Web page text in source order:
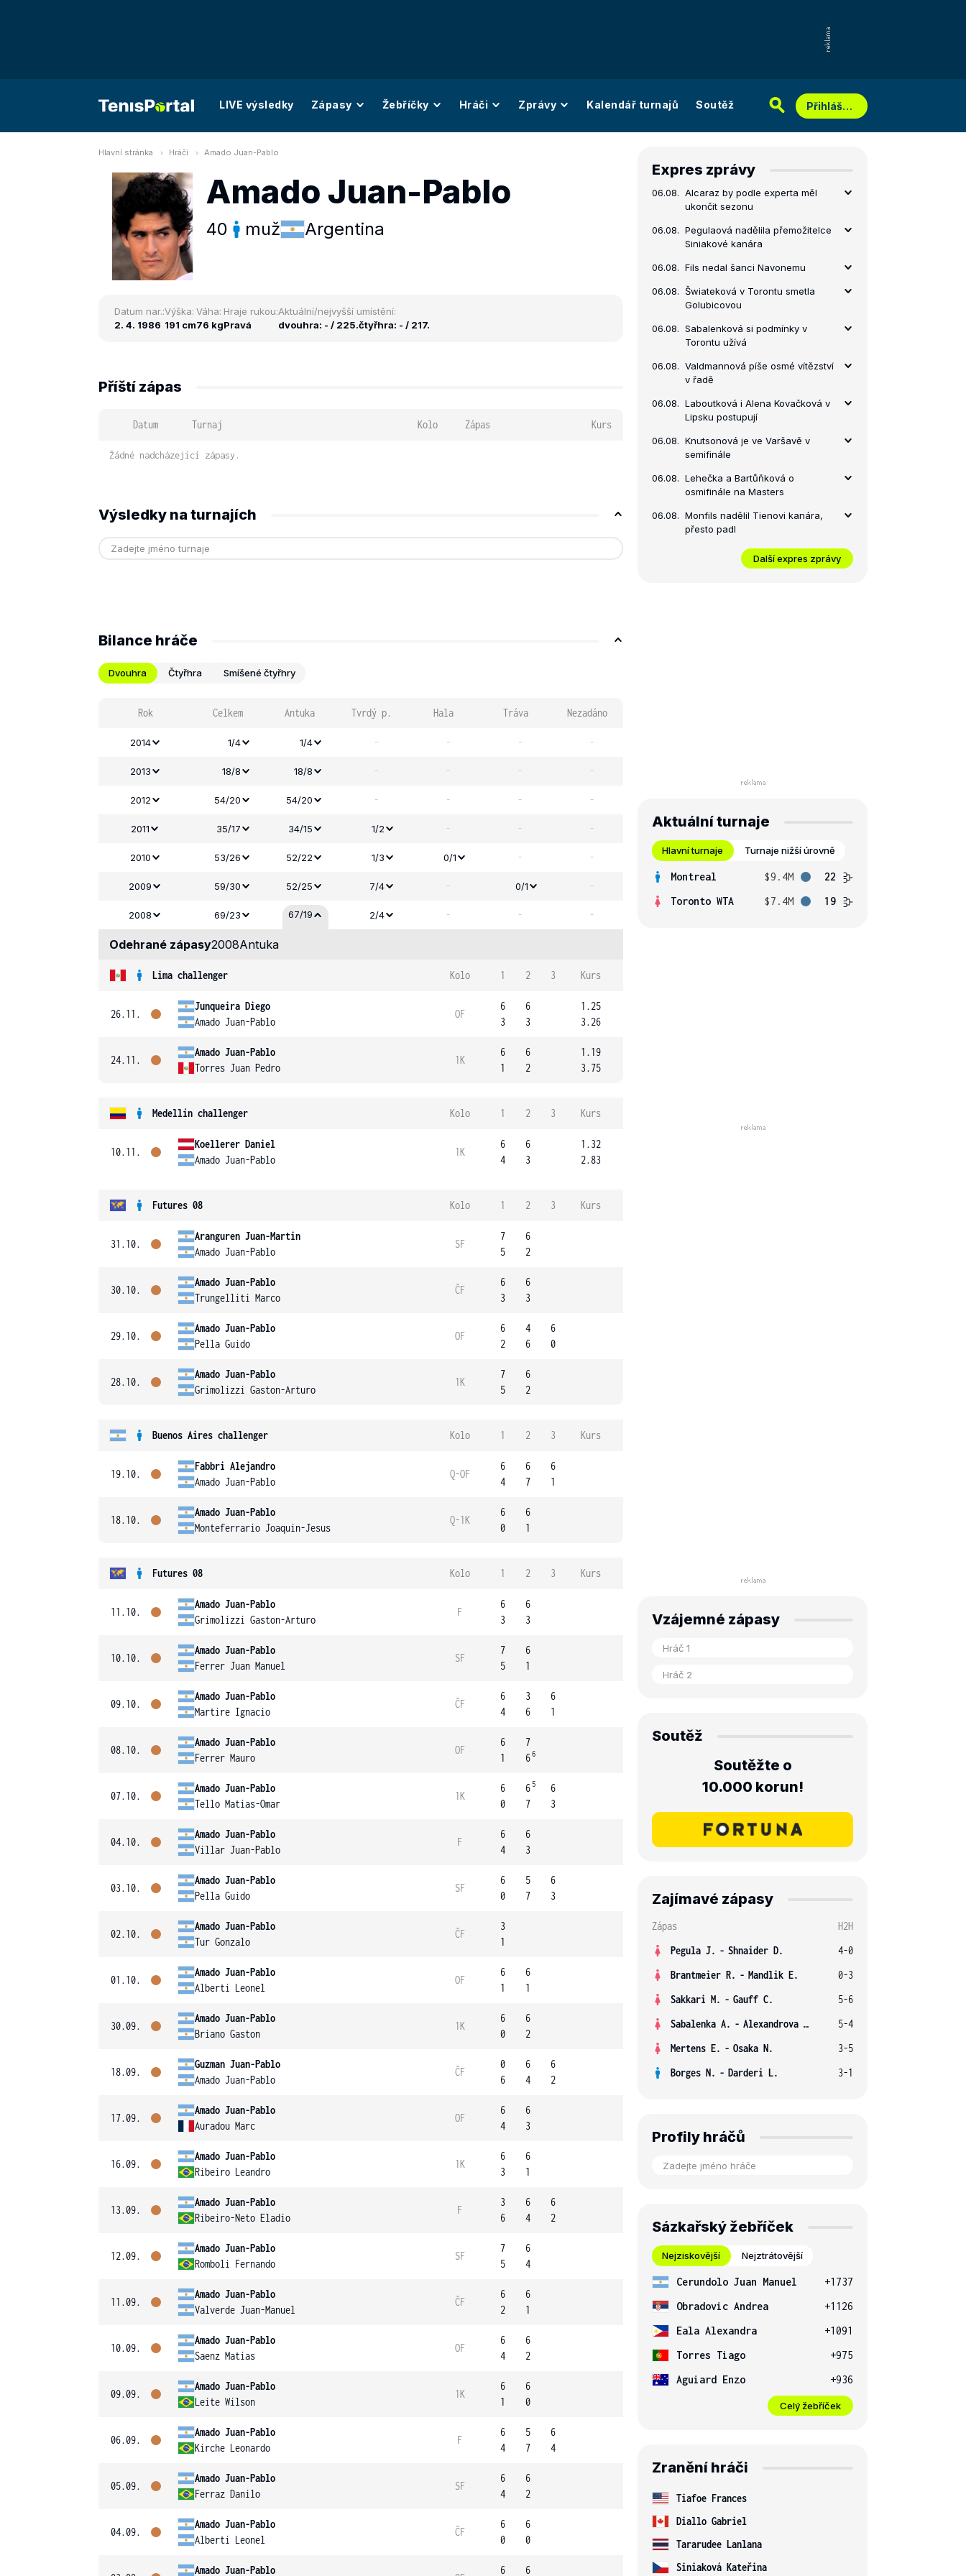
LIVE výsledky Zápasy Žebříčky Hráči Zprávy Kalendář turnajů Soutěž Přihlášení
Hlavní stránka Hráči Amado Juan-Pablo
Amado Juan-Pablo
40 muž Argentina
Datum nar.:
2. 4. 1986
Výška:
191 cm
Váha:
76 kg
Hraje rukou:
Pravá
Aktuální/nejvyšší umístění:
dvouhra: - / 225.čtyřhra: - / 217.
Příští zápas
Datum Turnaj Kolo Zápas Kurs
Žádné nadcházející zápasy.
Výsledky na turnajích
Bilance hráče
Dvouhra Čtyřhra Smíšené čtyřhry
Rok Celkem Antuka Tvrdý p. Hala Tráva Nezadáno
2014 1/4 1/4 - - - -
2013 18/8 18/8 - - - -
2012 54/20 54/20 - - - -
2011 35/17 34/15 1/2 - - -
2010 53/26 52/22 1/3 0/1 - -
2009 59/30 52/25 7/4 - 0/1 -
2008 69/23 67/19 2/4 - - -
Odehrané zápasy2008Antuka
Lima challenger Kolo 1 2 3 Kurs
26.11.
Junqueira Diego
Amado Juan-Pablo
OF
6
3
6
3
1.25
3.26
24.11.
Amado Juan-Pablo
Torres Juan Pedro
1K
6
1
6
2
1.19
3.75
Medellín challenger Kolo 1 2 3 Kurs
10.11.
Koellerer Daniel
Amado Juan-Pablo
1K
6
4
6
3
1.32
2.83
Futures 08 Kolo 1 2 3 Kurs
31.10.
Aranguren Juan-Martin
Amado Juan-Pablo
SF
7
5
6
2
30.10.
Amado Juan-Pablo
Trungelliti Marco
ČF
6
3
6
3
29.10.
Amado Juan-Pablo
Pella Guido
OF
6
2
4
6
6
0
28.10.
Amado Juan-Pablo
Grimolizzi Gaston-Arturo
1K
7
5
6
2
Buenos Aires challenger Kolo 1 2 3 Kurs
19.10.
Fabbri Alejandro
Amado Juan-Pablo
Q-OF
6
4
6
7
6
1
18.10.
Amado Juan-Pablo
Monteferrario Joaquin-Jesus
Q-1K
6
0
6
1
Futures 08 Kolo 1 2 3 Kurs
11.10.
Amado Juan-Pablo
Grimolizzi Gaston-Arturo
F
6
3
6
3
10.10.
Amado Juan-Pablo
Ferrer Juan Manuel
SF
7
5
6
1
09.10.
Amado Juan-Pablo
Martire Ignacio
ČF
6
4
3
6
6
1
08.10.
Amado Juan-Pablo
Ferrer Mauro
OF
6
1
7
66
07.10.
Amado Juan-Pablo
Tello Matias-Omar
1K
6
0
6 5
7
6
3
04.10.
Amado Juan-Pablo
Villar Juan-Pablo
F
6
4
6
3
03.10.
Amado Juan-Pablo
Pella Guido
SF
6
0
5
7
6
3
02.10.
Amado Juan-Pablo
Tur Gonzalo
ČF
3
1
01.10.
Amado Juan-Pablo
Alberti Leonel
OF
6
1
6
1
30.09.
Amado Juan-Pablo
Briano Gaston
1K
6
0
6
2
18.09.
Guzman Juan-Pablo
Amado Juan-Pablo
ČF
0
6
6
4
6
2
17.09.
Amado Juan-Pablo
Auradou Marc
OF
6
4
6
3
16.09.
Amado Juan-Pablo
Ribeiro Leandro
1K
6
3
6
1
13.09.
Amado Juan-Pablo
Ribeiro-Neto Eladio
F
3
6
6
4
6
2
12.09.
Amado Juan-Pablo
Romboli Fernando
SF
7
5
6
4
11.09.
Amado Juan-Pablo
Valverde Juan-Manuel
ČF
6
2
6
1
10.09.
Amado Juan-Pablo
Saenz Matias
OF
6
4
6
2
09.09.
Amado Juan-Pablo
Leite Wilson
1K
6
1
6
0
06.09.
Amado Juan-Pablo
Kirche Leonardo
F
6
4
5
7
6
4
05.09.
Amado Juan-Pablo
Ferraz Danilo
SF
6
4
6
2
04.09.
Amado Juan-Pablo
Alberti Leonel
ČF
6
0
6
0
Amado Juan-Pablo 6 6
Expres zprávy
06.08. Alcaraz by podle experta měl
ukončit sezonu
06.08. Pegulaová nadělila přemožitelce
Siniakové kanára
06.08. Fils nedal šanci Navonemu
06.08. Šwiateková v Torontu smetla
Golubicovou
06.08. Sabalenková si podmínky v
Torontu užívá
06.08. Valdmannová píše osmé vítězství
v řadě
06.08. Laboutková i Alena Kovačková v
Lipsku postupují
06.08. Knutsonová je ve Varšavě v
semifinále
06.08. Lehečka a Bartůňková o
osmifinále na Masters
06.08. Monfils nadělil Tienovi kanára,
přesto padl
Další expres zprávy
Aktuální turnaje
Hlavní turnaje Turnaje nižší úrovně
Montreal $9.4M
22
Toronto WTA
$7.4M 19
Vzájemné zápasy
Soutěž
Soutěžte o
10.000 korun!
Zajímavé zápasy
Zápas
H2H
Pegula J. - Shnaider D.
4-0
Brantmeier R. - Mandlik E.
0-3
Sakkari M. - Gauff C.
5-6
Sabalenka A. - Alexandrova E.
5-4
Mertens E. - Osaka N.
3-5
Borges N. - Darderi L. 3-1
Profily hráčů
Sázkařský žebříček
Nejziskovější Nejztrátovější
Cerundolo Juan Manuel
+1737
Obradovic Andrea
+1126
Eala Alexandra
+1091
Torres Tiago
+975
Aguiard Enzo
+936
Celý žebříček
Zranění hráči
Tiafoe Frances
Diallo Gabriel
Tararudee Lanlana
Siniaková Kateřina